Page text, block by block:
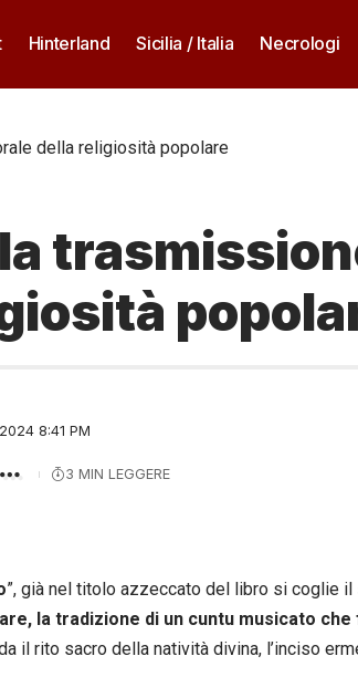
Hinterland Sicilia / Italia Necrologi
della religiosità popolare
8:41 PM
3 MIN LEGGERE
”, già nel titolo azzeccato del libro si coglie
la tradizione di un cuntu musicato
il rito sacro della natività divina, l’inciso